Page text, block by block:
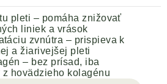
pleti – pomáha znižovať
liniek a vrások
zvnútra – prispieva k
a žiarivejšej pleti
– bez prísad, iba
z hovädzieho kolagénu